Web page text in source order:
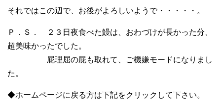
それではこの辺で、お後がよろしいようで・・・・・。
Ｐ．Ｓ． ２３日夜食べた鰻は、おわづけが長かった分、
超美味かったでした。
屁理屈の屁も取れて、ご機嫌モードになりまし
た。
◆ホームページに戻る方は下記をクリックして下さい。